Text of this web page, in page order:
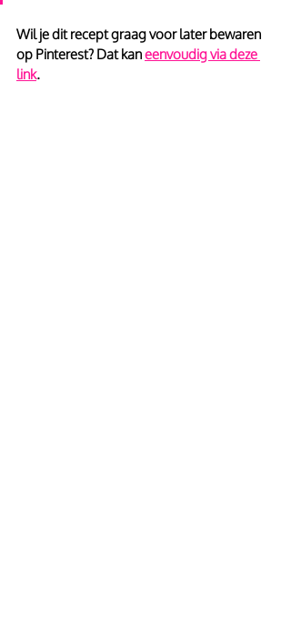
Wil je dit recept graag voor later bewaren
op Pinterest? Dat kaneenvoudig via deze
link.